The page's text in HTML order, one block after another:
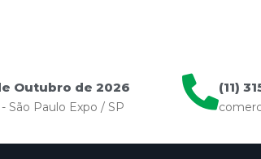
Outubro de 2026
São Paulo Expo / SP
(11)